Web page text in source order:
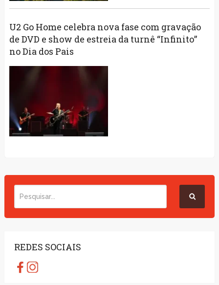
U2 Go Home celebra nova fase com gravação
de DVD e show de estreia da turnê “Infinito”
no Dia dos Pais
REDES SOCIAIS